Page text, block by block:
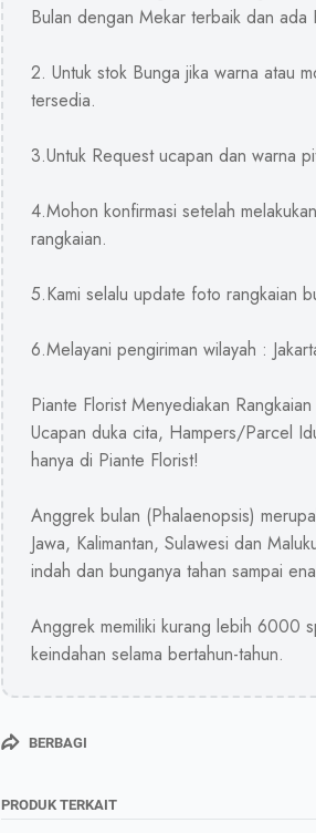
Bulan dengan Mekar terbaik dan ada
2. Untuk stok Bunga jika warna atau
tersedia.
3.Untuk Request ucapan dan warna
4.Mohon konfirmasi setelah
rangkaian.
5.Kami selalu update foto rangkaian
6.Melayani pengiriman wilayah :
Piante Florist Menyediakan
Ucapan duka cita, Hampers/Parcel
hanya di Piante Florist!
Anggrek bulan (Phalaenopsis)
Jawa, Kalimantan, Sulawesi dan
indah dan bunganya tahan sampai
Anggrek memiliki kurang lebih 6000
keindahan selama bertahun-tahun.
BERBAGI
PRODUK TERKAIT